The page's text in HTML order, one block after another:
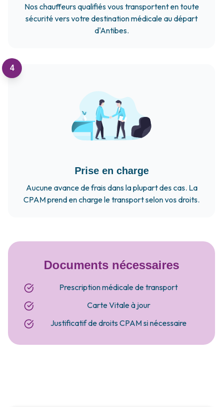
Nos chauffeurs qualifiés vous transportent en toute
sécurité vers votre destination médicale au départ
d'Antibes.
4
Prise en charge
Aucune avance de frais dans la plupart des cas. La
CPAM prend en charge le transport selon vos droits.
Documents nécessaires
Prescription médicale de transport
Carte Vitale à jour
Justificatif de droits CPAM si nécessaire